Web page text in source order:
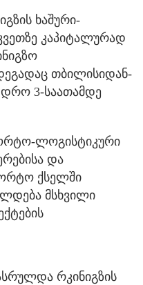
ხაშური-
კაპიტალურად
თბილისიდან-
დრო 3-საათამდე
ლოგისტიკური
და
ქსელში
მსხვილი
რკინიგზის